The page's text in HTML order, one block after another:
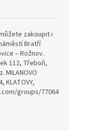
zakoupit i
Bratří
– Rožnov.
112, Třeboň,
MILANOVO
KLATOVY,
groups/770642815057689